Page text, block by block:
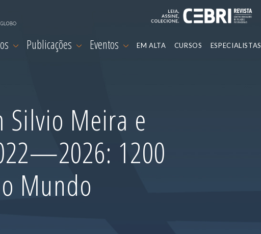
Publicações Eventos EM ALTA CURSOS ESPECIALISTAS
Silvio Meira e
1200
Mundo